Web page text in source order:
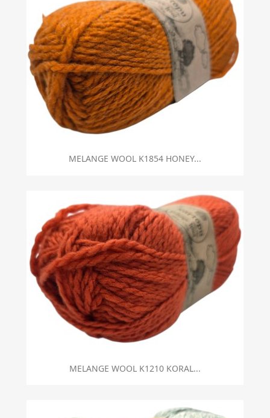
MELANGE WOOL K1854 HONEY...
MELANGE WOOL K1210 KORAL...